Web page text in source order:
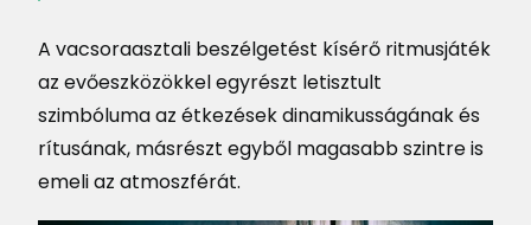
A vacsoraasztali beszélgetést kísérő ritmusjáték
az evőeszközökkel egyrészt letisztult
szimbóluma az étkezések dinamikusságának és
rítusának, másrészt egyből magasabb szintre is
emeli az atmoszférát.